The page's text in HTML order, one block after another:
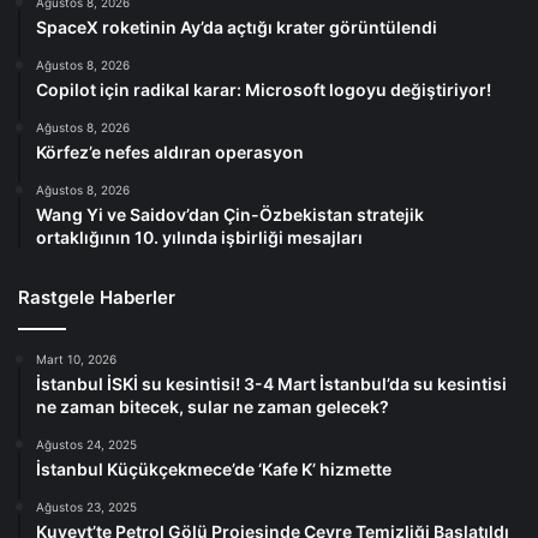
SpaceX roketinin Ay’da açtığı krater görüntülendi
Ağustos 8, 2026
Copilot için radikal karar: Microsoft logoyu değiştiriyor!
Ağustos 8, 2026
Körfez’e nefes aldıran operasyon
Ağustos 8, 2026
Wang Yi ve Saidov’dan Çin-Özbekistan stratejik
ortaklığının 10. yılında işbirliği mesajları
Rastgele Haberler
Mart 10, 2026
İstanbul İSKİ su kesintisi! 3-4 Mart İstanbul’da su kesintisi
ne zaman bitecek, sular ne zaman gelecek?
Ağustos 24, 2025
İstanbul Küçükçekmece’de ‘Kafe K’ hizmette
Ağustos 23, 2025
Kuveyt’te Petrol Gölü Projesinde Çevre Temizliği Başlatıldı